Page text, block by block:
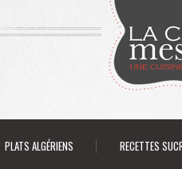
PLATS ALGÉRIENS RECETTES